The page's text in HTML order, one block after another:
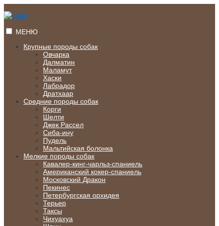
к
МЕНЮ
Крупные породы собак
Овчарка
Далматин
Маламут
Хаски
Лабрадор
Дратхаар
Средние породы собак
Корги
Шелти
Джек Рассел
Сиба-ину
Пудель
Мальтийская болонка
Мелкие породы собак
Кавалер-кинг-чарльз-спаниель
Американский кокер-спаниель
Московский Дракон
Пекинес
Петербургская орхидея
Терьер
Таксы
Чихуахуа